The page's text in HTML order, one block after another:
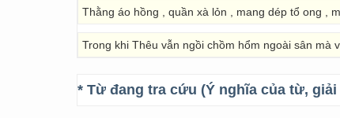
Thằng áo hồng , quần xà lỏn , mang dép tổ ong ,
Trong khi Thêu vẫn ngồi chồm hổm ngoài sân mà
* Từ đang tra cứu (Ý nghĩa của từ,